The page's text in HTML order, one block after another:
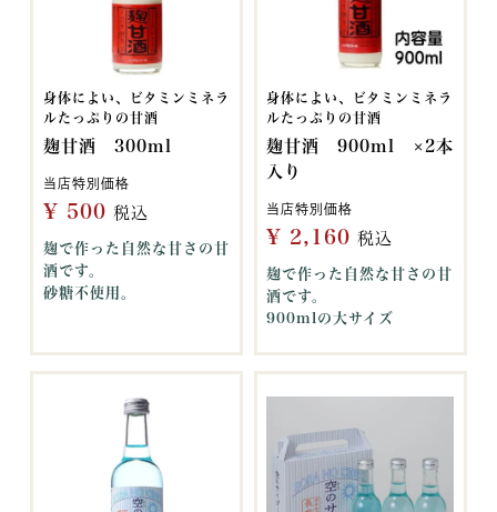
身体によい、ビタミンミネラ
ルたっぷりの甘酒
麹甘酒 300ml
当店特別価格
¥ 500 税込
麹で作った自然な甘さの甘
酒です。
砂糖不使用。
身体によい、ビタミンミネラ
ルたっぷりの甘酒
麹甘酒 900ml ×2本
入り
当店特別価格
¥ 2,160 税込
麹で作った自然な甘さの甘
酒です。
900mlの大サイズ